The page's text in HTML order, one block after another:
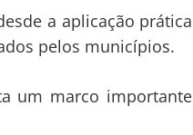
a aplicação prática
pelos municípios.
um marco importante